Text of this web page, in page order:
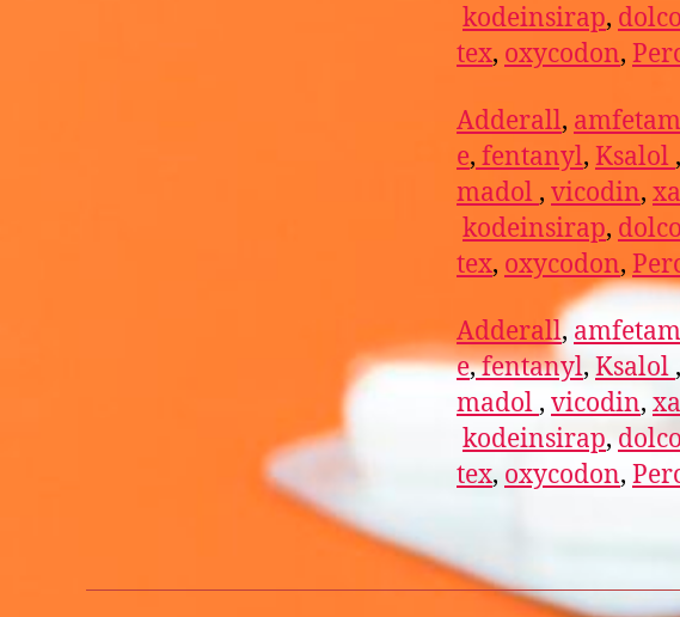
kodeinsirap,
tex, oxycodon,
Adderall,
e, fentanyl, Ksalol ,
madol , vicodin,
kodeinsirap,
tex, oxycodon,
Adderall,
e,fentanyl, Ksalol ,
madol , vicodin,
kodeinsirap,
tex, oxycodon,